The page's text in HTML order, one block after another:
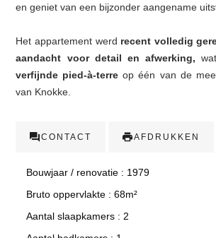
en geniet van een bijzonder aangename
Het appartement werd recent volledig
aandacht voor detail en afwerking,
verfijnde pied-à-terre op één van de
van Knokke.
CONTACT AFDRUKKEN
Bouwjaar / renovatie : 1979
Bruto oppervlakte :68m²
Aantal slaapkamers : 2